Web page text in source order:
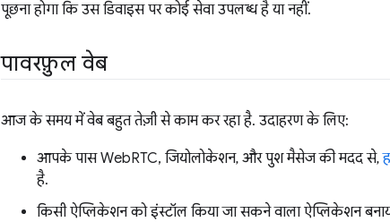
पूछना होगा कि उस डिवाइस पर कोई सेवा उपलब्ध है या नहीं.
पावरफ़ुल वेब
आज के समय में वेब बहुत तेज़ी से काम कर रहा है. उदाहरण के लिए:
आपके पास WebRTC, जियोलोकेशन, और पुश मैसेज की मदद से,
है.
किसी ऐप्लिकेशन को इंस्टॉल किया जा सकने वाला ऐप्लिकेशन